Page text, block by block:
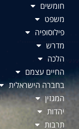
חומשים
משפט
פילוסופיה
מדרש
הלכה
החיים עצמם
בחברה הישראלית
המגזין
יהדות
תרבות